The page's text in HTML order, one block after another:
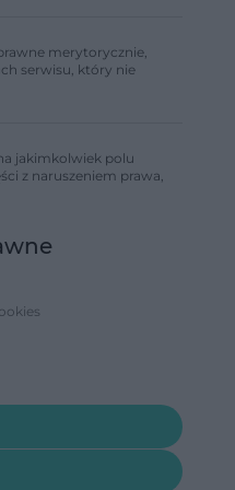
merytorycznie,
serwisu, który nie
jakimkolwiek polu
z naruszeniem prawa,